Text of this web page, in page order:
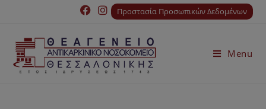
Προστασία Προσωπικών Δεδομένων
Menu